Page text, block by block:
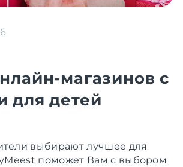
магазинов с
для детей
выбирают лучшее для
поможет Вам с выбором